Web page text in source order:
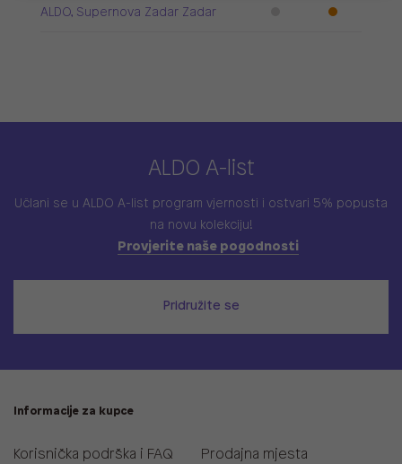
ALDO, Supernova Zadar Zadar
ALDO A-list
Učlani se u ALDO A-list program vjernosti i ostvari 5% popusta
na novu kolekciju!
Provjerite naše pogodnosti
Pridružite se
Informacije za kupce
Korisnička podrška i FAQ Prodajna mjesta